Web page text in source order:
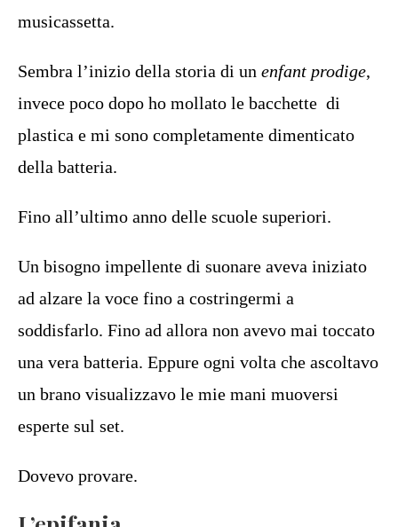
musicassetta.
Sembra l’inizio della storia di un enfant prodige,
invece poco dopo ho mollato le bacchette di
plastica e mi sono completamente dimenticato
della batteria.
Fino all’ultimo anno delle scuole superiori.
Un bisogno impellente di suonare aveva iniziato
ad alzare la voce fino a costringermi a
soddisfarlo. Fino ad allora non avevo mai toccato
una vera batteria. Eppure ogni volta che ascoltavo
un brano visualizzavo le mie mani muoversi
esperte sul set.
Dovevo provare.